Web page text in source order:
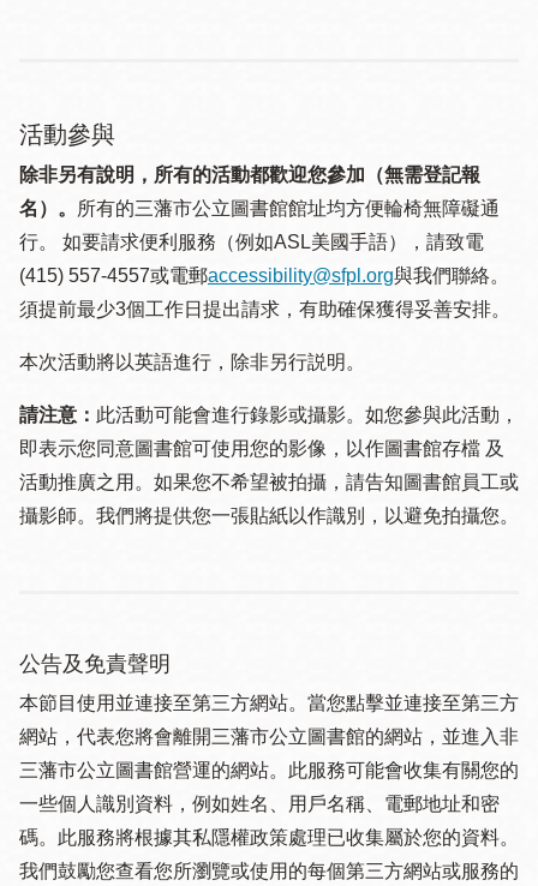
活動參與
除非另有說明，所有的活動都歡迎您參加（無需登記報
名）。
所有的三藩市公立圖書館館址均方便輪椅無障礙通
行。 如要請求便利服務（例如ASL美國手語），請致電
(415) 557-4557或電郵accessibility@sfpl.org與我們聯絡。
須提 前最少3個工作日提出請求，有助確保獲得妥善安排。
本次活動將以英語進行，除非另行説明。
請注意： 此活動可能會進行錄影或攝影。如您參與此活動，
即表示您同意圖書館可使用您的影像，以作圖書館存檔 及
活動推廣之用。如果您不希望被拍攝，請告知圖書館員工或
攝影師。我們將提供您一張貼紙以作識別，以避免拍攝您。
公告及免責聲明
本節目使用並連接至第三方網站。當您點擊並連接至第三方
網站，代表您將會離開三藩市公立圖書館的網站，並進入非
三藩市公立圖書館營運的網站。此服務可能會收集有關您的
一些個人識別資料，例如姓名、用戶名稱、電郵地址和密
碼。此服務將根據其私隱權政策處理已收集屬於您的資料。
我們鼓勵您查看您所瀏覽或使用的每個第三方網站或服務的